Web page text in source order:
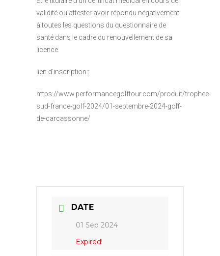
validité ou attester avoir répondu négativement
à toutes les questions du questionnaire de
santé dans le cadre du renouvellement de sa
licence.
lien d’inscription :
https://www.performancegolftour.com/produit/trophee-
sud-france-golf-2024/01-septembre-2024-golf-
de-carcassonne/
DATE
01 Sep 2024
Expired!